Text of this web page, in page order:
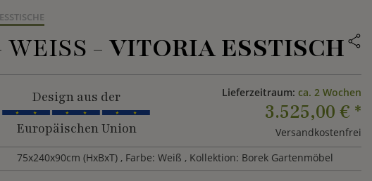
ESSTISCHE
- VITORIA ESSTISCH
Design aus der
Europäischen Union
Lieferzeitraum: ca. 2 Wochen
3.525,00 € *
Versandkostenfrei
75x240x90cm (HxBxT) , Farbe: Weiß , Kollektion: Borek Gartenmöbel